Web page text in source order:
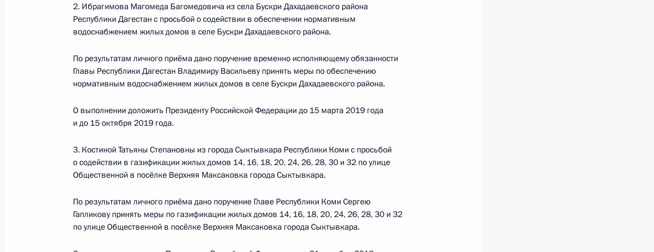
Исполнено поручение, данное по итогам личного приёма в режиме видео-
конференц-связи жительницы Ямало-Ненецкого автономного округа, проведённого
по поручению Президента Российской Федерации начальником Управления
Президента Российской Федерации по общественным связям и коммуникациям
Александром Смирновым в Приёмной Президента Российской Федерации
по приёму граждан в Москве 7 сентября 2017 года
в режиме видео-конференц-связи жителя Республики Алтай, проведённого
по поручению Президента Российской Федерации начальником Управления
Президента Российской Федерации по общественным связям и коммуникациям
по приёму граждан в Москве 11 ноября 2016 года
17 мая 2018 года, 19:27
2. Ибрагимова Магомеда Багомедовича из села Бускри Дахадаевского района
Республики Дагестан с просьбой о содействии в обеспечении нормативным
водоснабжением жилых домов в селе Бускри Дахадаевского района.
По результатам личного приёма дано поручение временно исполняющему обязанности
Главы Республики Дагестан Владимиру Васильеву принять меры по обеспечению
нормативным водоснабжением жилых домов в селе Бускри Дахадаевского района.
О выполнении доложить Президенту Российской Федерации до 15 марта 2019 года
и до 15 октября 2019 года.
3. Костиной Татьяны Степановны из города Сыктывкара Республики Коми с просьбой
о содействии в газификации жилых домов 14, 16, 18, 20, 24, 26, 28, 30 и 32 по улице
Общественной в посёлке Верхняя Максаковка города Сыктывкара.
По результатам личного приёма дано поручение Главе Республики Коми Сергею
Гапликову принять меры по газификации жилых домов 14, 16, 18, 20, 24, 26, 28, 30 и 32
по улице Общественной в посёлке Верхняя Максаковка города Сыктывкара.